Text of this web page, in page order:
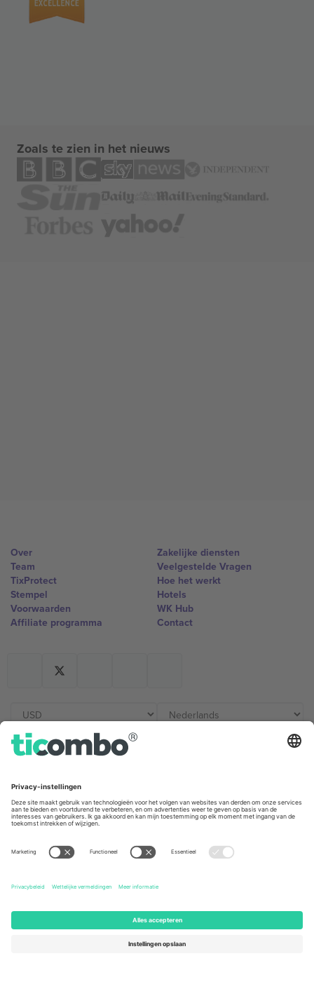
Zoals te zien in het nieuws
Over
Team
TixProtect
Stempel
Voorwaarden
Affiliate programma
Zakelijke diensten
Veelgestelde Vragen
Hoe het werkt
Hotels
WK Hub
Contact
Unter den Linden 24, 10117
Berlin, Germany
167 City Road, London, Greater
131 Continental Dr, Suite 305,
Newark, Delaware 19713, United
Engelberg, Switzerland